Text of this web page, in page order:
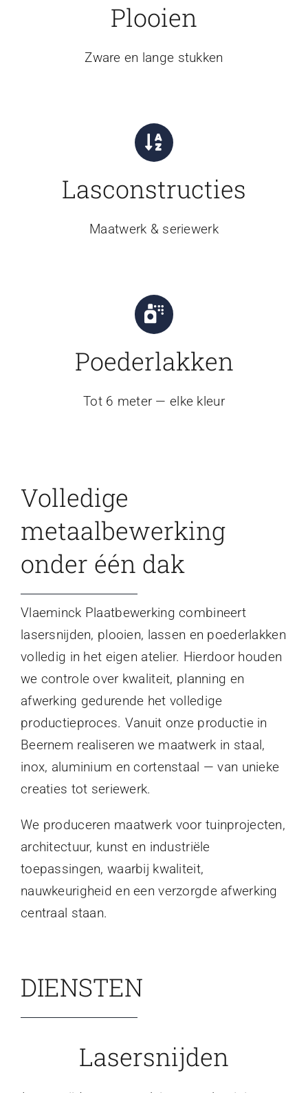
Plooien
Zware en lange stukken
Lasconstructies
Maatwerk & seriewerk
Poederlakken
Tot 6 meter — elke kleur
Volledige
metaalbewerking
onder één dak
Vlaeminck Plaatbewerking combineert
lasersnijden, plooien, lassen en poederlakken
volledig in het eigen atelier. Hierdoor houden
we controle over kwaliteit, planning en
afwerking gedurende het volledige
productieproces. Vanuit onze productie in
Beernem realiseren we maatwerk in staal,
inox, aluminium en cortenstaal — van unieke
creaties tot seriewerk.
We produceren maatwerk voor tuinprojecten,
architectuur, kunst en industriële
toepassingen, waarbij kwaliteit,
nauwkeurigheid en een verzorgde afwerking
centraal staan.
DIENSTEN
Lasersnijden